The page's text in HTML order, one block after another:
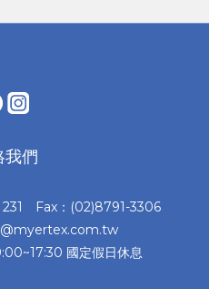
我們
231 Fax：(02)8791-3306
國定假日休息